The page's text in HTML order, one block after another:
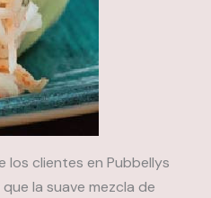
los clientes en Pubbellys
la suave mezcla de